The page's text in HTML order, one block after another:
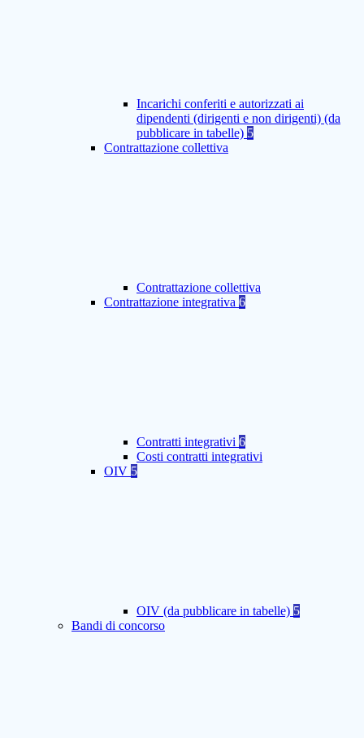
Incarichi conferiti e autorizzati ai
dipendenti (dirigenti e non dirigenti) (da
pubblicare in tabelle) 5
Contrattazione collettiva
Contrattazione collettiva
Contrattazione integrativa 6
Contratti integrativi 6
Costi contratti integrativi
OIV 5
OIV (da pubblicare in tabelle) 5
Bandi di concorso